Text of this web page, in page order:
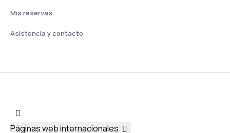
Mis reservas
Asistencia y contacto
Páginas web internacionales